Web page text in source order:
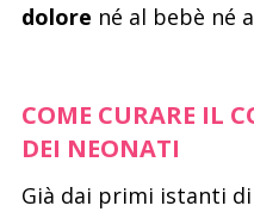
dolore né al bebè né
COME CURARE IL
DEI NEONATI
Già dai primi istanti